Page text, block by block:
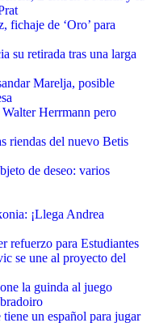
fichaje de ‘Oro’ para
su retirada tras una larga
Marelja, posible
Herrmann pero
riendas del nuevo Betis
de deseo: varios
¡Llega Andrea
refuerzo para Estudiantes
se une al proyecto del
la guinda al juego
un español para jugar